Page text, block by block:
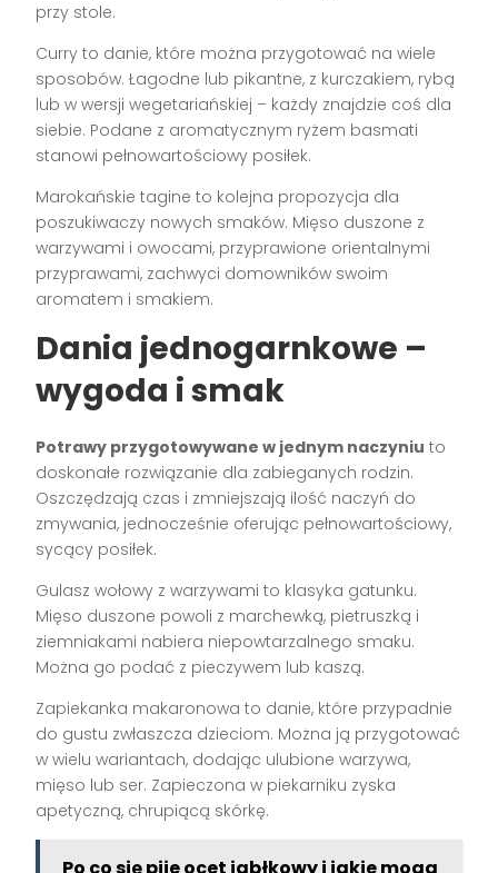
przy stole.
Curry to danie, które można przygotować na wiele
sposobów. Łagodne lub pikantne, z kurczakiem, rybą
lub w wersji wegetariańskiej – każdy znajdzie coś dla
siebie. Podane z aromatycznym ryżem basmati
stanowi pełnowartościowy posiłek.
Marokańskie tagine to kolejna propozycja dla
poszukiwaczy nowych smaków. Mięso duszone z
warzywami i owocami, przyprawione orientalnymi
przyprawami, zachwyci domowników swoim
aromatem i smakiem.
Dania jednogarnkowe –
wygoda i smak
Potrawy przygotowywane w jednym naczyniu to
doskonałe rozwiązanie dla zabieganych rodzin.
Oszczędzają czas i zmniejszają ilość naczyń do
zmywania, jednocześnie oferując pełnowartościowy,
sycący posiłek.
Gulasz wołowy z warzywami to klasyka gatunku.
Mięso duszone powoli z marchewką, pietruszką i
ziemniakami nabiera niepowtarzalnego smaku.
Można go podać z pieczywem lub kaszą.
Zapiekanka makaronowa to danie, które przypadnie
do gustu zwłaszcza dzieciom. Można ją przygotować
w wielu wariantach, dodając ulubione warzywa,
mięso lub ser. Zapieczona w piekarniku zyska
apetyczną, chrupiącą skórkę.